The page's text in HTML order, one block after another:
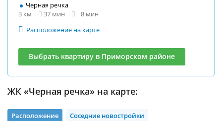
Черная речка
3 км
37 мин
8 мин
Расположение на карте
Выбрать квартиру в Приморском районе
ЖК «Черная речка» на карте:
Расположение Соседние новостройки